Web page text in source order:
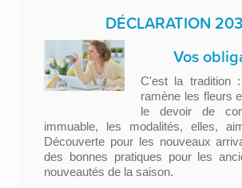
DÉCLARATION
Vos
C'est la tradition
ramène les fleurs
le devoir de
immuable, les modalités, elles,
Découverte pour les nouveaux
des bonnes pratiques pour les
nouveautés de la saison.